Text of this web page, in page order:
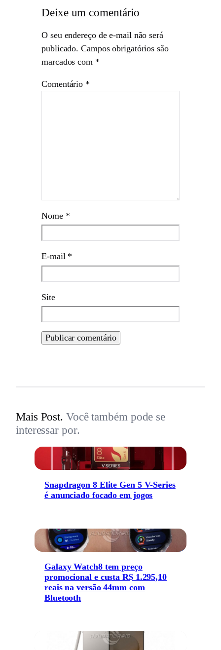
Deixe um comentário
O seu endereço de e-mail não será
publicado. Campos obrigatórios são
marcados com *
Comentário *
Nome *
E-mail *
Site
Mais Post. Você também pode se
interessar por.
Snapdragon 8 Elite Gen 5 V-Series
é anunciado focado em jogos
Galaxy Watch8 tem preço
promocional e custa R$ 1.295,10
reais na versão 44mm com
Bluetooth